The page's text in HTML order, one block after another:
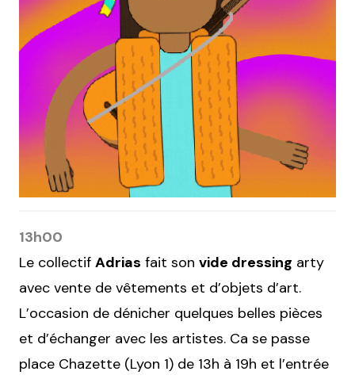
13h00
Le collectif Adrias fait son vide dressing arty
avec vente de vêtements et d’objets d’art.
L’occasion de dénicher quelques belles pièces
et d’échanger avec les artistes. Ca se passe
place Chazette (Lyon 1) de 13h à 19h et l’entrée